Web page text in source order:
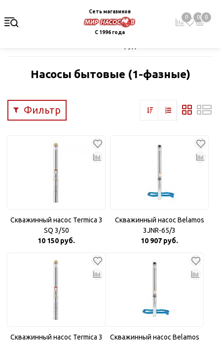
Сеть магазинов
С 1996 года
0 0 0
Насосы бытовые (1-фазные)
Фильтр
Скважинный насос Termica 3
SQ 3/50
10 150 руб.
Скважинный насос Belamos
3JNR-65/3
10 907 руб.
Скважинный насос Termica 3
Скважинный насос Belamos